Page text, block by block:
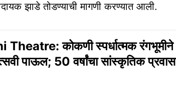
झाडे तोडण्‍याची मागणी करण्‍यात आली.
कोकणी स्पर्धात्मक रंगभूमीने
पाऊल; 50 वर्षांचा सांस्कृतिक प्रवास